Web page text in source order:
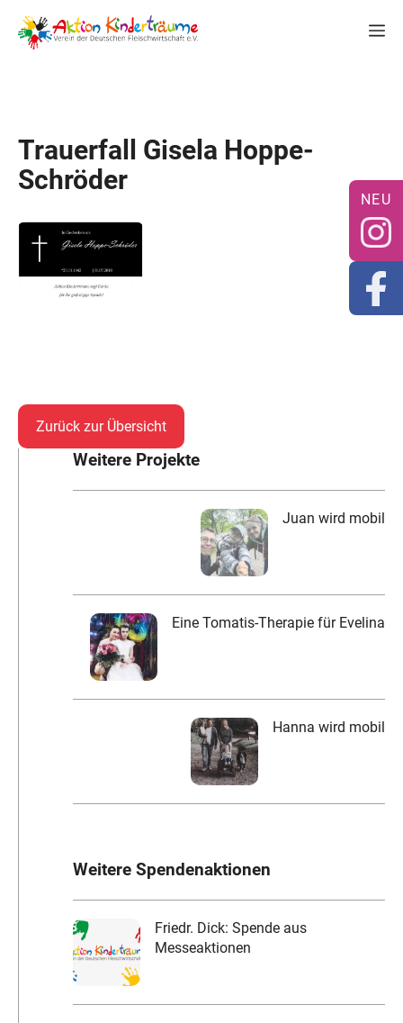
Inhalt
springen
Trauerfall Gisela Hoppe-
Schröder
Zurück zur Übersicht
Weitere Projekte
Juan wird mobil
Eine Tomatis-Therapie für Evelina
Hanna wird mobil
Weitere Spendenaktionen
Friedr. Dick: Spende aus
Messeaktionen